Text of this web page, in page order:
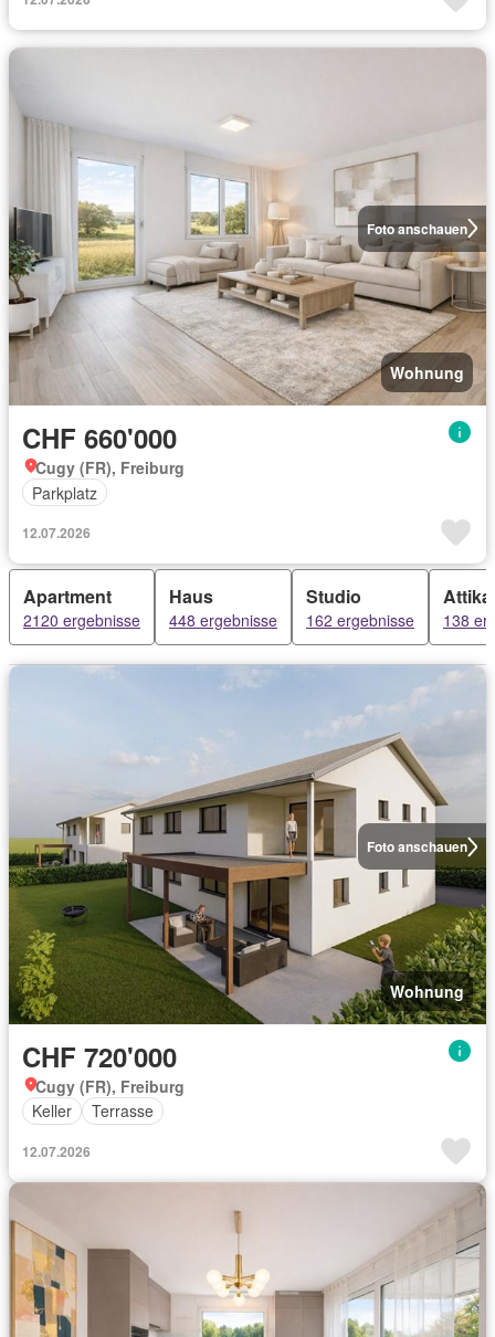
Foto anschauen
Wohnung
CHF 660'000
Cugy (FR), Freiburg
Parkplatz
12.07.2026
Apartment
2120 ergebnisse
Haus
448 ergebnisse
Studio
162 ergebnisse 138
Foto anschauen
Wohnung
CHF 720'000
Cugy (FR), Freiburg
Keller
Terrasse
12.07.2026